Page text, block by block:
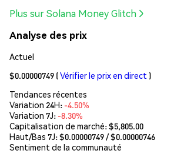
Plus sur Solana Money Glitch
Analyse des prix
Actuel
$0.00000749 (Vérifier le prix en direct )
Tendances récentes
Variation 24H: -4.50%
Variation 7J: -8.30%
Capitalisation de marché:$5,805.00
Haut/Bas 7J: $0.00000749/ $0.00000746
Sentiment de la communauté